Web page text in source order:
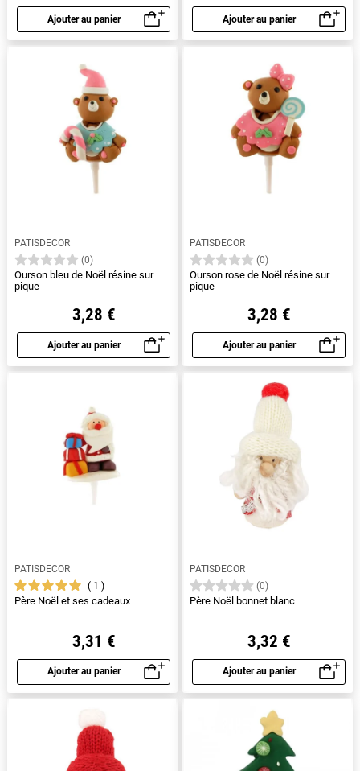
Ajouter au panier
Aperçu rapide
Ajouter au panier
Aperçu rapide
PATISDECOR
(0)
Ourson bleu de Noël résine sur
pique
3,28 €
Ajouter au panier
Aperçu rapide
PATISDECOR
(0)
Ourson rose de Noël résine sur
pique
3,28 €
Ajouter au panier
Aperçu rapide
PATISDECOR
1
Père Noël et ses cadeaux
3,31 €
Ajouter au panier
Aperçu rapide
PATISDECOR
(0)
Père Noël bonnet blanc
3,32 €
Ajouter au panier
Aperçu rapide